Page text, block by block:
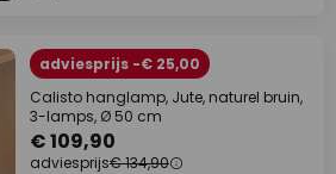
adviesprijs -€ 25,00
Calisto hanglamp, Jute, naturel bruin,
3-lamps, Ø 50 cm
€ 109,90
adviesprijs€ 134,90